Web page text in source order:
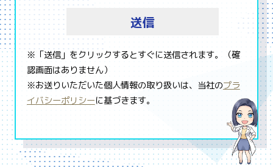
※「送信」をクリックするとすぐに送信されます。（確
認画面はありません）
※お送りいただいた個人情報の取り扱いは、当社のプラ
イバシーポリシーに基づきます。